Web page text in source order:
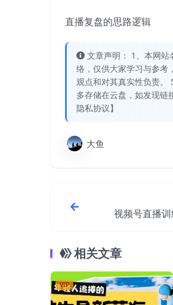
直播复盘的思路逻辑
文章声明： 1、本网
络，仅供大家学习与参考
观点和对其真实性负责。
多存储在云盘，如发现链
隐私协议】
大鱼
视频号直播
相关文章
VIP